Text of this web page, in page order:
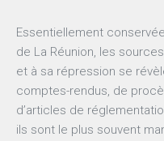
Essentiellement
de La Réunion, les
et à sa répression se
comptes-rendus, de
d’articles de
ils sont le plus souvent